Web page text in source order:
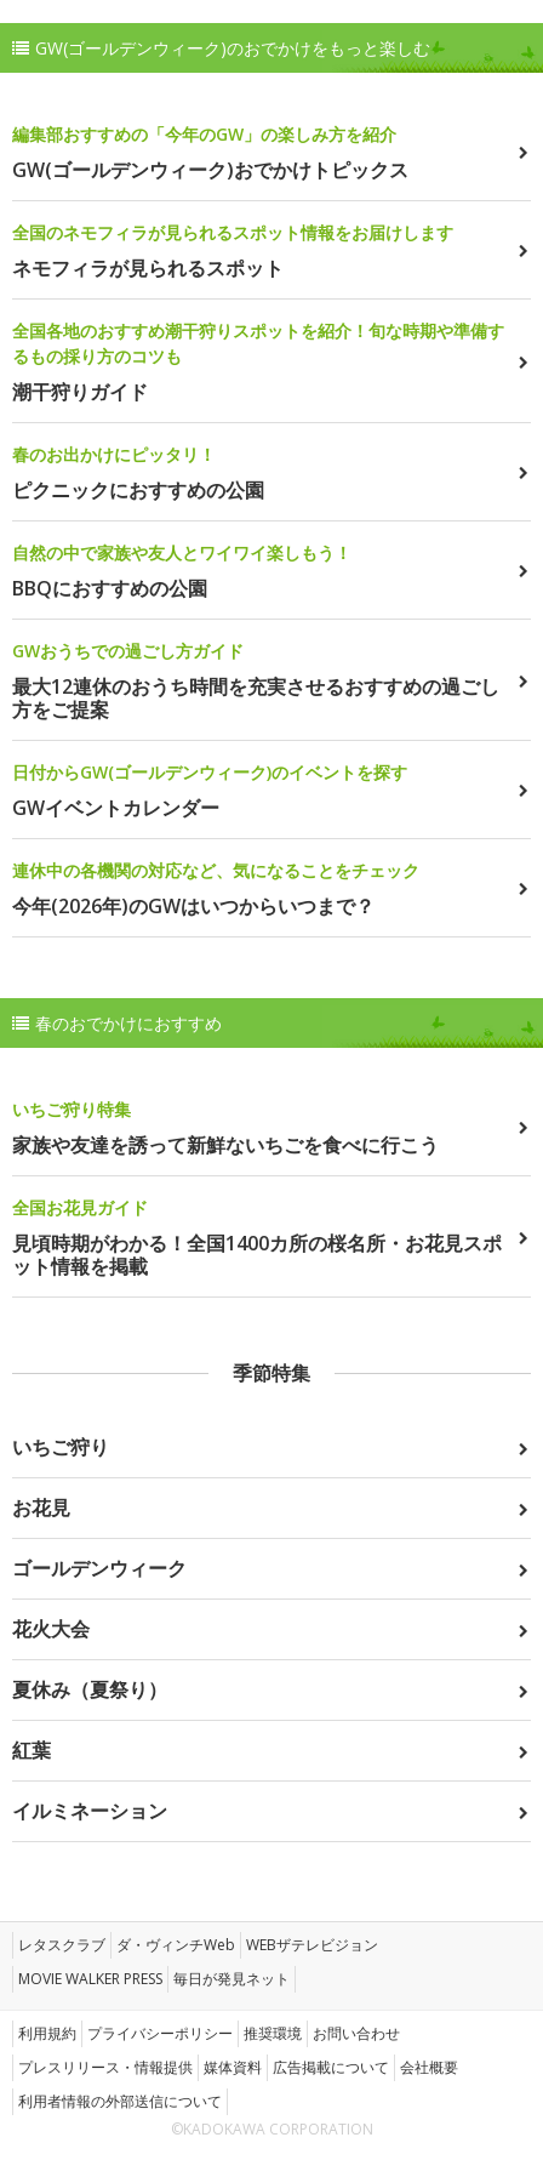
GW(ゴールデンウィーク)のおでかけをもっと楽しむ
編集部おすすめの「今年のGW」の楽しみ方を紹介
GW(ゴールデンウィーク)おでかけトピックス
全国のネモフィラが見られるスポット情報をお届けします
ネモフィラが見られるスポット
全国各地のおすすめ潮干狩りスポットを紹介！旬な時期や準備す
るもの採り方のコツも
潮干狩りガイド
春のお出かけにピッタリ！
ピクニックにおすすめの公園
自然の中で家族や友人とワイワイ楽しもう！
BBQにおすすめの公園
GWおうちでの過ごし方ガイド
最大12連休のおうち時間を充実させるおすすめの過ごし
方をご提案
日付からGW(ゴールデンウィーク)のイベントを探す
GWイベントカレンダー
連休中の各機関の対応など、気になることをチェック
今年(2026年)のGWはいつからいつまで？
春のおでかけにおすすめ
いちご狩り特集
家族や友達を誘って新鮮ないちごを食べに行こう
全国お花見ガイド
見頃時期がわかる！全国1400カ所の桜名所・お花見スポ
ット情報を掲載
季節特集
いちご狩り
お花見
ゴールデンウィーク
花火大会
夏休み（夏祭り）
紅葉
イルミネーション
レタスクラブ ダ・ヴィンチWeb WEBザテレビジョン
MOVIE WALKER PRESS 毎日が発見ネット
利用規約 プライバシーポリシー 推奨環境 お問い合わせ
プレスリリース・情報提供 媒体資料 広告掲載について 会社概要
利用者情報の外部送信について
©KADOKAWA CORPORATION